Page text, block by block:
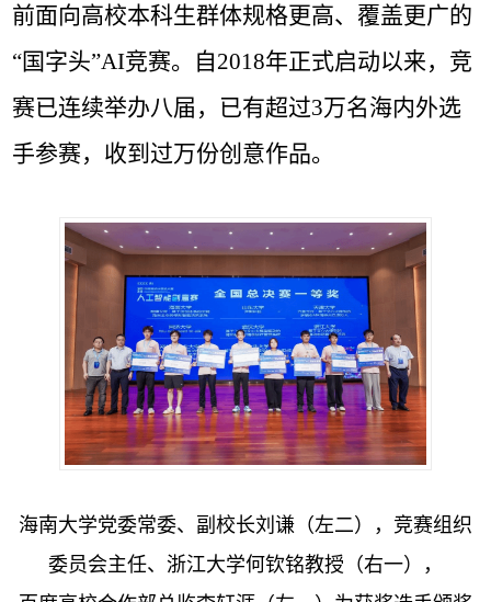
前面向高校本科生群体规格更高、覆盖更广的
“国字头”AI竞赛。自2018年正式启动以来，竞
赛已连续举办八届，已有超过3万名海内外选
手参赛，收到过万份创意作品。
海南大学党委常委、 副校长刘谦（左二）， 竞赛组织
委员会主任、浙江大学何钦铭教授（右一），